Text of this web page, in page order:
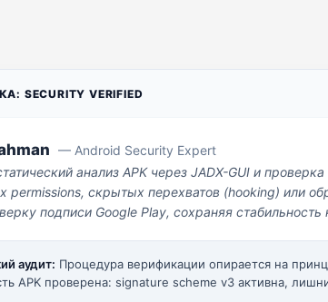
SECURITY VERIFIED
— Android Security Expert
анализ APK через JADX-GUI и
permissions, скрытых перехватов (hooking) или
подписи Google Play, сохраняя стабильность
аудит: Процедура верификации опирается на
APK проверена: signature scheme v3 активна,